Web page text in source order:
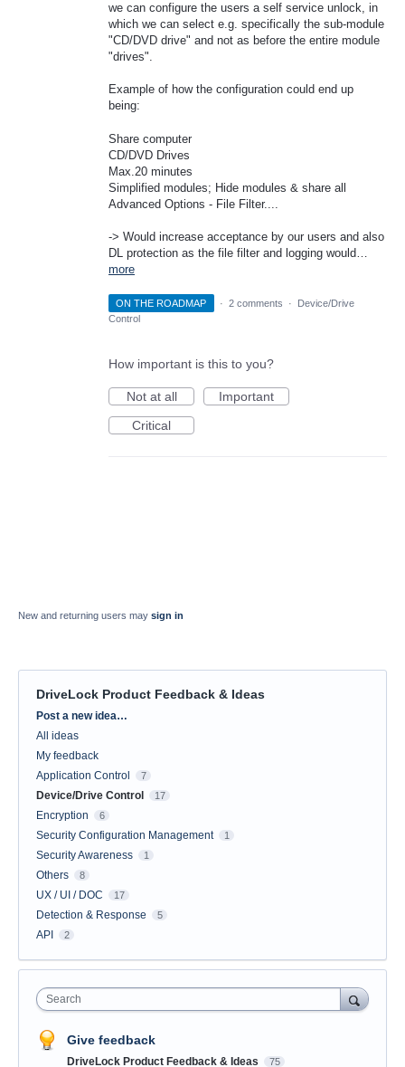
we can configure the users a self service unlock, in
which we can select e.g. specifically the sub-module
"CD/DVD drive" and not as before the entire module
"drives".
Example of how the configuration could end up
being:
Share computer
CD/DVD Drives
Max.20 minutes
Simplified modules; Hide modules & share all
Advanced Options - File Filter....
-> Would increase acceptance by our users and also
DL protection as the file filter and logging would…
more
ON THE ROADMAP · 2 comments ·
Device/Drive
Control
How important is this to you?
Not at all
Important
Critical
New and returning users may sign in
DriveLock Product Feedback & Ideas
Categories
Post a new idea…
All ideas
My feedback
Application Control
7
Device/Drive Control 17
Encryption 6
Security Configuration Management 1
Security Awareness 1
Others 8
UX / UI / DOC 17
Detection & Response 5
API 2
Search
Give feedback
DriveLock Product Feedback & Ideas 75